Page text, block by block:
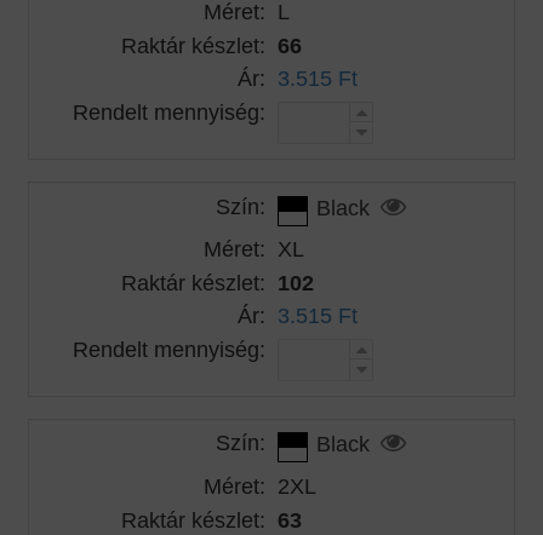
Méret: L
Raktár készlet: 66
Ár: 3.515 Ft
Rendelt mennyiség:
Szín:
Black
Méret: XL
Raktár készlet: 102
Ár: 3.515 Ft
Rendelt mennyiség:
Szín:
Black
Méret: 2XL
Raktár készlet: 63